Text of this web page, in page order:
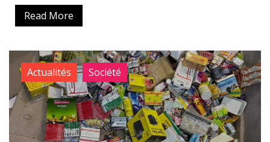
Read More
Actualités Société